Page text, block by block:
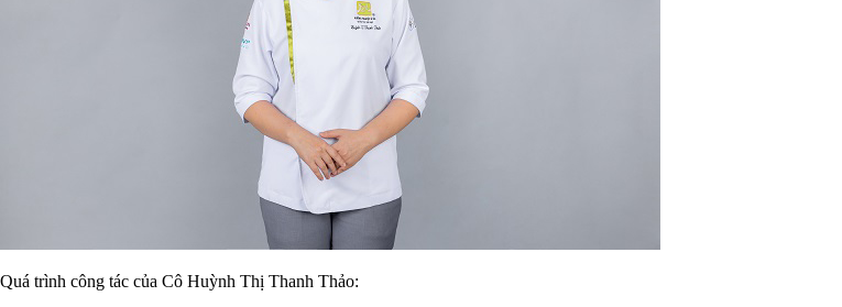
Quá trình công tác của Cô Huỳnh Thị Thanh Thảo: